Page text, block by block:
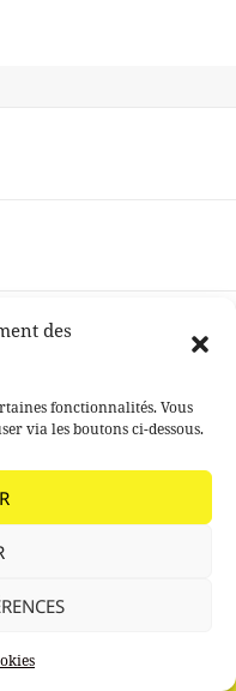
des
fonctionnalités. Vous
via les boutons ci-dessous.